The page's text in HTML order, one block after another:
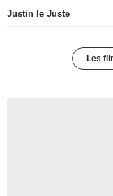
Justin le Juste
Les